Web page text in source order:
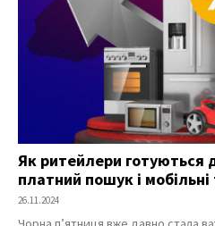
Як ритейлери готуються
платний пошук і
26.11.2024